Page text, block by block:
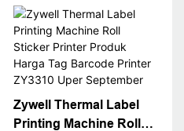
XP/7/8/10 Printer
Barcode Murah USB
Zywell Thermal Label
Printing Machine Roll